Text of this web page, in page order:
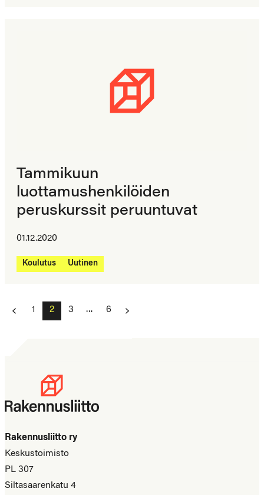
Tammikuun
luottamushenkilöiden
peruskurssit peruuntuvat
01.12.2020
Koulutus Uutinen
Artikkelien
1 2 3 … 6
Rakennusliitto ry
Keskustoimisto
PL 307
Siltasaarenkatu 4